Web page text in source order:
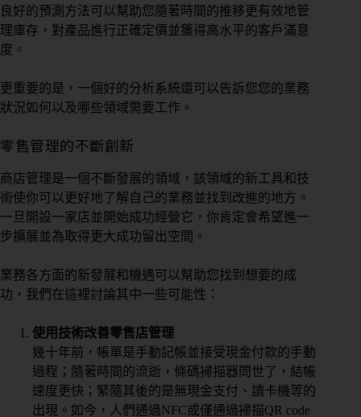
良好的預測方法可以幫助您隨著時間的推移更有效地管
理庫存，對產品進行正確定價並獲得高水平的客戶滿意
度。
更重要的是，一個好的分析系統還可以告訴您您的業務
狀況如何以及哪些領域需要工作。
零售管理的不斷創新
商店管理是一個不斷發展的領域，該領域的新工具和技
術使你可以更好地了解自己的業務並找到改進的地方。
一旦開設一家店並開始成功經營它，你肯定會希望進一
步擴展並為取得更大成功留出空間。
業務各方面的新發展和機遇可以幫助您找到想要的成
功，我們在這裡討論其中一些可能性：
使用技術改善零售店管理
幾十年前，帳單是手動記帳並接受現金付款的手動
過程；隨著時間的流逝，條碼掃描器問世了，結帳
速度更快；緊隨其後的是無現金支付、讀卡機等的
出現。如今，人們通過NFC或僅通過掃描QR code